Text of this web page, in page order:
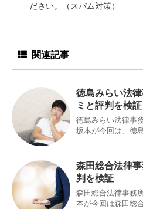
ださい。（スパム対策）
関連記事
徳島みらい法
ミと評判を検証
徳島みらい法律事
坂本が今回は、徳
森田総合法律
判を検証
森田総合法律事務
本が今回は森田総